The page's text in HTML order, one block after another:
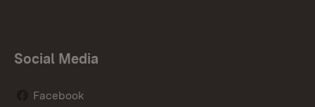
Social Media
Facebook